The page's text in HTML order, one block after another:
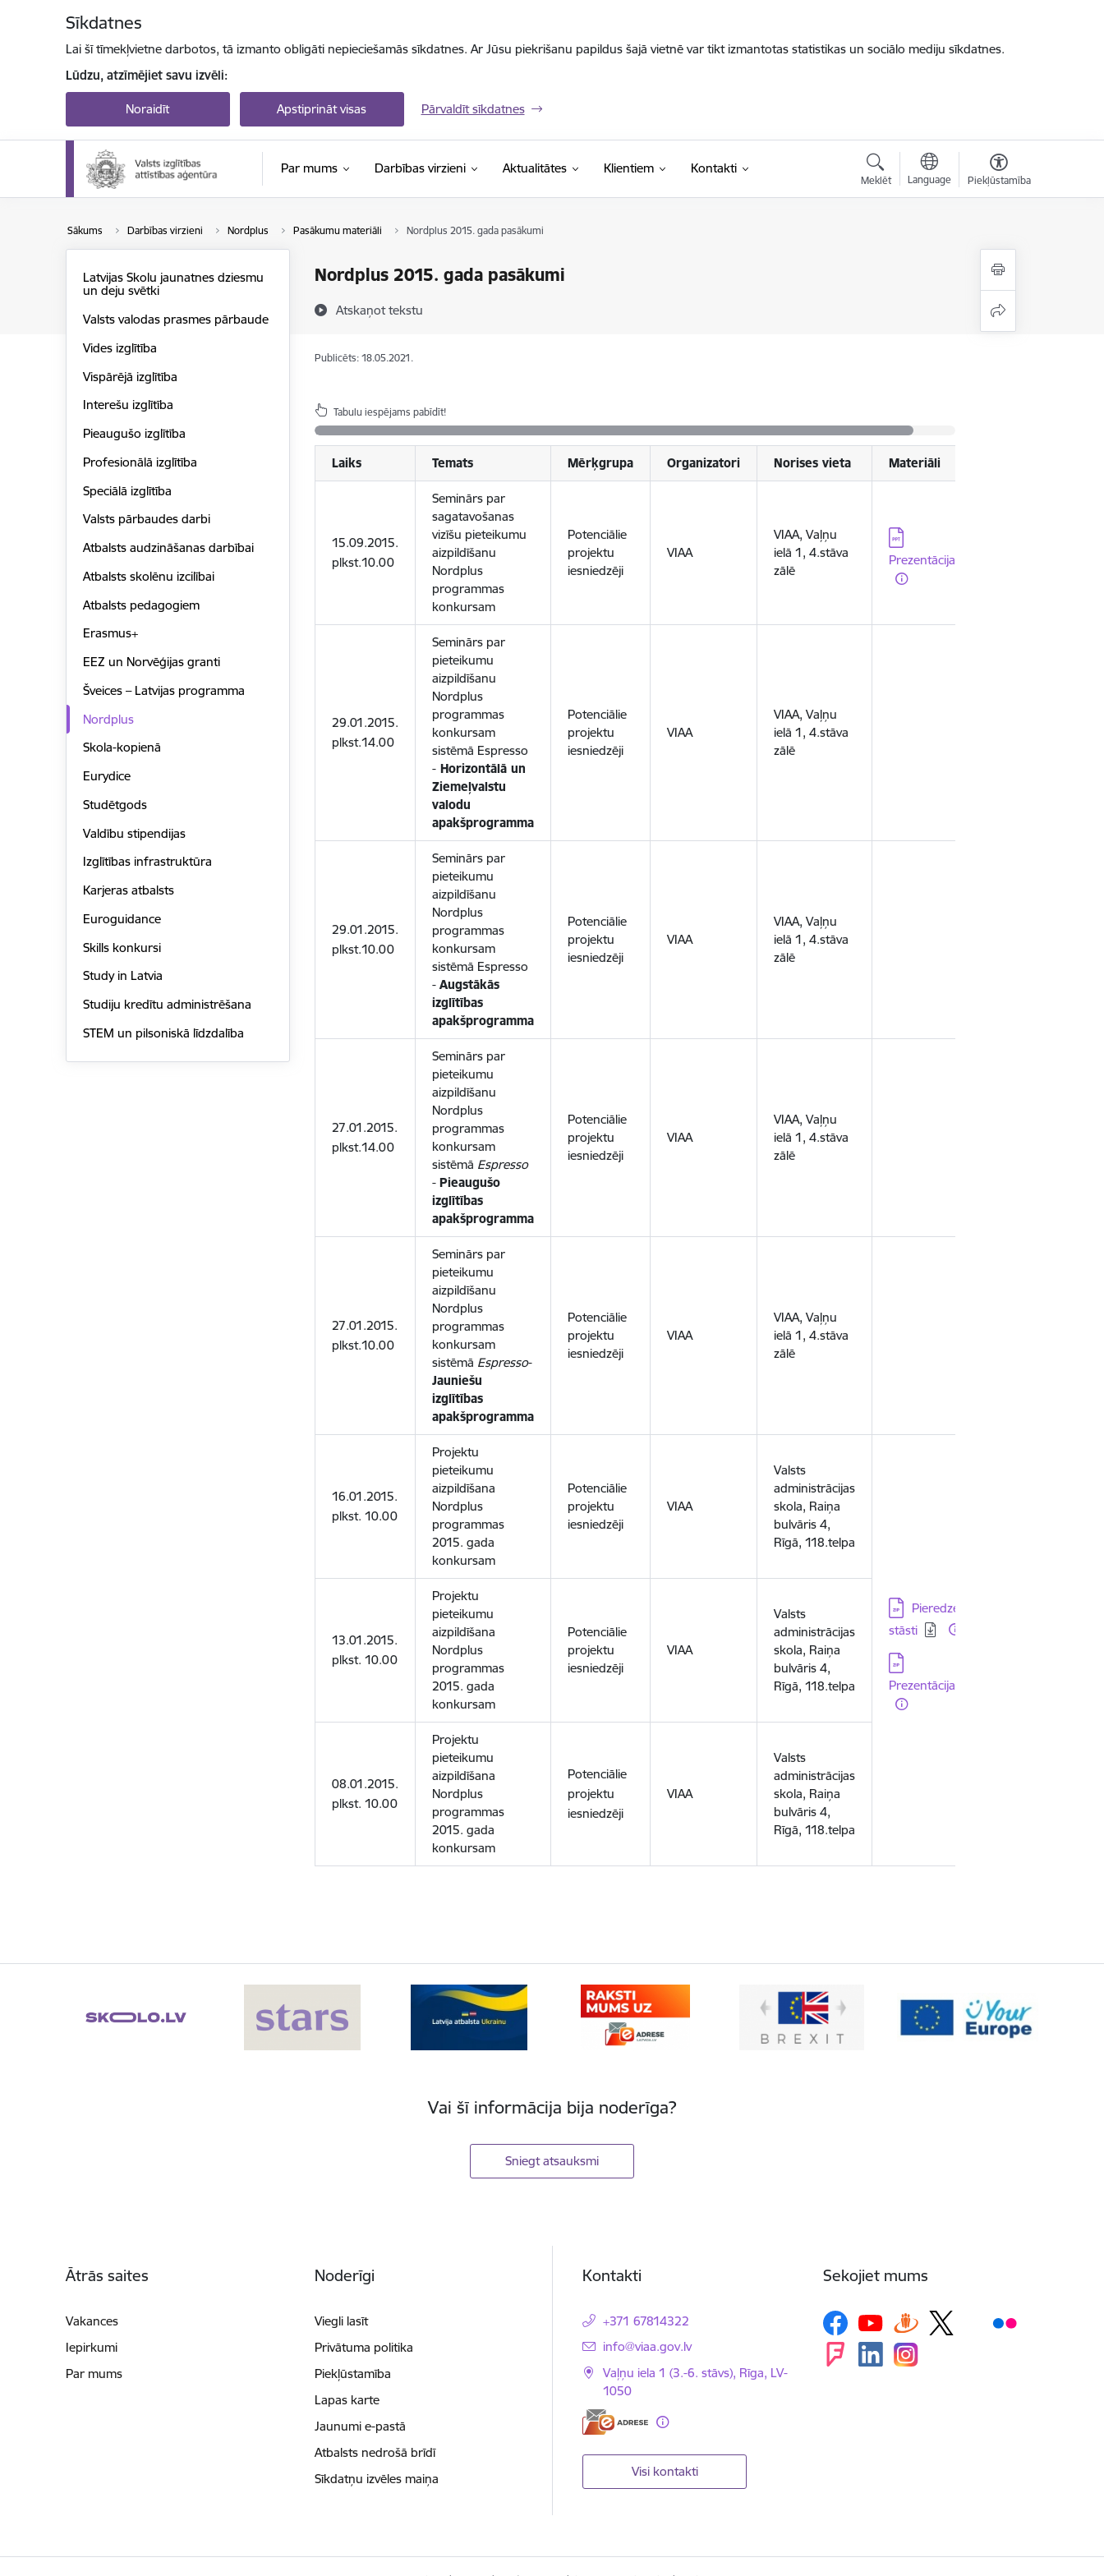
Sīkdatnes
Lai šī tīmekļvietne darbotos, tā izmanto obligāti nepieciešamās sīkdatnes. Ar Jūsu piekrišanu papildus šajā vietnē var tikt izmantotas statistikas un sociālo mediju sīkdatnes.
Lūdzu, atzīmējiet savu izvēli:
Noraidīt Apstiprināt visas Pārvaldīt sīkdatnes
Par mums Darbības virzieni Aktualitātes Klientiem Kontakti
Meklēt Language Piekļūstamība
Sākums Darbības virzieni Nordplus Pasākumu materiāli Nordplus 2015. gada pasākumi
Nordplus 2015. gada pasākumi
Atskaņot tekstu
Latvijas Skolu jaunatnes dziesmu
un deju svētki
Valsts valodas prasmes pārbaude
Vides izglītība
Vispārējā izglītība
Interešu izglītība
Pieaugušo izglītība
Profesionālā izglītība
Speciālā izglītība
Valsts pārbaudes darbi
Atbalsts audzināšanas darbībai
Atbalsts skolēnu izcilībai
Atbalsts pedagogiem
Erasmus+
EEZ un Norvēģijas granti
Šveices – Latvijas programma
Nordplus
Skola-kopienā
Eurydice
Studētgods
Valdību stipendijas
Izglītības infrastruktūra
Karjeras atbalsts
Euroguidance
Skills konkursi
Study in Latvia
Studiju kredītu administrēšana
STEM un pilsoniskā līdzdalība
Publicēts: 18.05.2021.
Tabulu iespējams pabīdīt!
Laiks Temats Mērķgrupa Organizatori Norises vieta Materiāli
15.09.2015.
plkst.10.00
Seminārs par
sagatavošanas
vizīšu pieteikumu
aizpildīšanu
Nordplus
programmas
konkursam
Potenciālie
projektu
iesniedzēji
VIAA
VIAA, Vaļņu
ielā 1, 4.stāva
zālē
Lejupielādēt:
Prezentācija
29.01.2015.
plkst.14.00
Seminārs par
pieteikumu
aizpildīšanu
Nordplus
programmas
konkursam
sistēmā Espresso
- Horizontālā un
Ziemeļvalstu
valodu
apakšprogramma
Potenciālie
projektu
iesniedzēji
VIAA
VIAA, Vaļņu
ielā 1, 4.stāva
zālē
29.01.2015.
plkst.10.00
Seminārs par
pieteikumu
aizpildīšanu
Nordplus
programmas
konkursam
sistēmā Espresso
-Augstākās
izglītības
apakšprogramma
Potenciālie
projektu
iesniedzēji
VIAA
VIAA, Vaļņu
ielā 1, 4.stāva
zālē
27.01.2015.
plkst.14.00
Seminārs par
pieteikumu
aizpildīšanu
Nordplus
programmas
konkursam
sistēmā Espresso
-Pieaugušo
izglītības
apakšprogramma
Potenciālie
projektu
iesniedzēji
VIAA
VIAA, Vaļņu
ielā 1, 4.stāva
zālē
27.01.2015.
plkst.10.00
Seminārs par
pieteikumu
aizpildīšanu
Nordplus
programmas
konkursam
sistēmā Espresso-
Jauniešu
izglītības
apakšprogramma
Potenciālie
projektu
iesniedzēji
VIAA
VIAA, Vaļņu
ielā 1, 4.stāva
zālē
16.01.2015.
plkst. 10.00
Projektu
pieteikumu
aizpildīšana
Nordplus
programmas
2015. gada
konkursam
Potenciālie
projektu
iesniedzēji
VIAA
Valsts
administrācijas
skola, Raiņa
bulvāris 4,
Rīgā, 118.telpa
Lejupielādēt:
Pieredzes
stāsti
Lejupielādēt:
Prezentācijas
13.01.2015.
plkst. 10.00
Projektu
pieteikumu
aizpildīšana
Nordplus
programmas
2015. gada
konkursam
Potenciālie
projektu
iesniedzēji
VIAA
Valsts
administrācijas
skola, Raiņa
bulvāris 4,
Rīgā, 118.telpa
08.01.2015.
plkst. 10.00
Projektu
pieteikumu
aizpildīšana
Nordplus
programmas
2015. gada
konkursam
Potenciālie
projektu
iesniedzēji
VIAA
Valsts
administrācijas
skola, Raiņa
bulvāris 4,
Rīgā, 118.telpa
Vai šī informācija bija noderīga?
Sniegt atsauksmi
Ātrās saites
Vakances
Iepirkumi
Par mums
Noderīgi
Viegli lasīt
Privātuma politika
Piekļūstamība
Lapas karte
Jaunumi e-pastā
Atbalsts nedrošā brīdī
Sīkdatņu izvēles maiņa
Kontakti
+371 67814322
E-pasts:
info@viaa.gov.lv
Vaļņu iela 1 (3.-6. stāvs), Rīga, LV-
1050
Visi kontakti
Sekojiet mums